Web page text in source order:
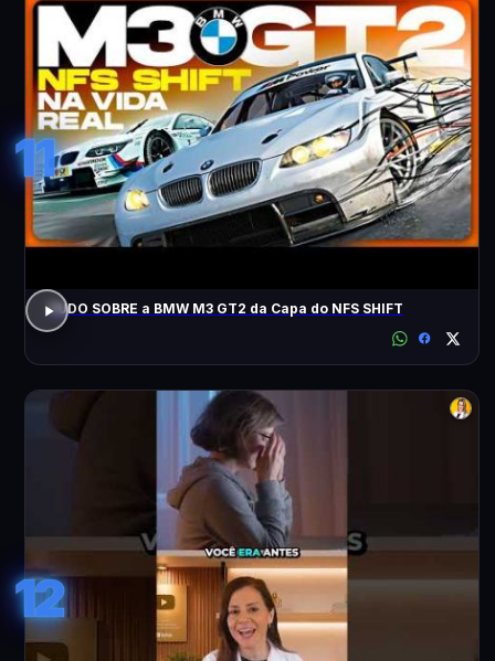
11
TUDO SOBRE a BMW M3 GT2 da Capa do NFS SHIFT
12